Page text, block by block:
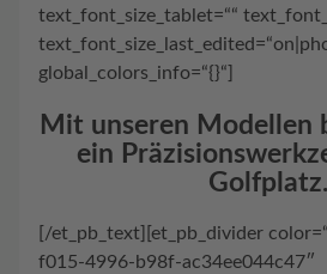
text_font_size_tablet=““
global_colors_info=“{}“]
Mit unseren Modellen
ein
Golfplatz.
[/et_pb_text][et_pb_divider
f015-4996-b98f-ac34ee044c47″